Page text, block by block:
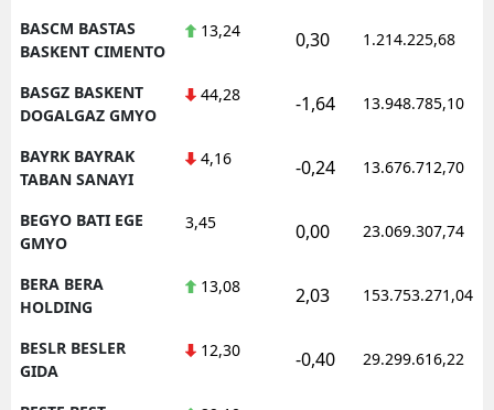
BASCM BASTAS
BASKENT CIMENTO
13,24 0,30 1.214.225,68
BASGZ BASKENT
DOGALGAZ GMYO
44,28 -1,64 13.948.785,10
BAYRK BAYRAK
TABAN SANAYI
4,16 -0,24 13.676.712,70
BEGYO BATI EGE
GMYO
3,45 0,00 23.069.307,74
BERA BERA
HOLDING
13,08 2,03 153.753.271,04
BESLR BESLER
GIDA
12,30 -0,40 29.299.616,22